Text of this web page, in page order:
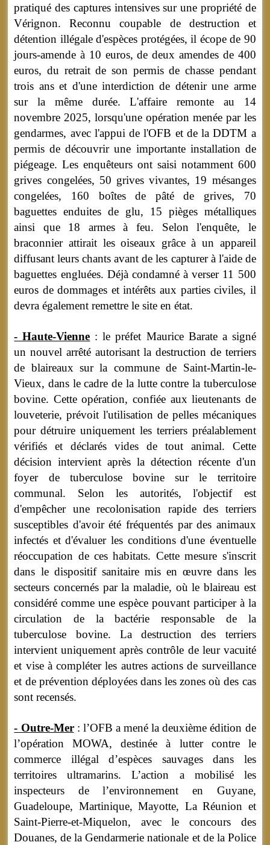
pratiqué des captures intensives sur une propriété de
Vérignon. Reconnu coupable de destruction et
détention illégale d'espèces protégées, il écope de 90
jours-amende à 10 euros, de deux amendes de 400
euros, du retrait de son permis de chasse pendant
trois ans et d'une interdiction de détenir une arme
sur la même durée. L'affaire remonte au 14
novembre 2025, lorsqu'une opération menée par les
gendarmes, avec l'appui de l'OFB et de la DDTM a
permis de découvrir une importante installation de
piégeage. Les enquêteurs ont saisi notamment 600
grives congelées, 50 grives vivantes, 19 mésanges
congelées, 160 boîtes de pâté de grives, 70
baguettes enduites de glu, 15 pièges métalliques
ainsi que 18 armes à feu. Selon l'enquête, le
braconnier attirait les oiseaux grâce à un appareil
diffusant leurs chants avant de les capturer à l'aide de
baguettes engluées. Déjà condamné à verser 11 500
euros de dommages et intérêts aux parties civiles, il
devra également remettre le site en état.
- Haute-Vienne : le préfet Maurice Barate a signé
un nouvel arrêté autorisant la destruction de terriers
de blaireaux sur la commune de Saint-Martin-le-
Vieux, dans le cadre de la lutte contre la tuberculose
bovine. Cette opération, confiée aux lieutenants de
louveterie, prévoit l'utilisation de pelles mécaniques
pour détruire uniquement les terriers préalablement
vérifiés et déclarés vides de tout animal. Cette
décision intervient après la détection récente d'un
foyer de tuberculose bovine sur le territoire
communal. Selon les autorités, l'objectif est
d'empêcher une recolonisation rapide des terriers
susceptibles d'avoir été fréquentés par des animaux
infectés et d'évaluer les conditions d'une éventuelle
réoccupation de ces habitats. Cette mesure s'inscrit
dans le dispositif sanitaire mis en œuvre dans les
secteurs concernés par la maladie, où le blaireau est
considéré comme une espèce pouvant participer à la
circulation de la bactérie responsable de la
tuberculose bovine. La destruction des terriers
intervient uniquement après contrôle de leur vacuité
et vise à compléter les autres actions de surveillance
et de prévention déployées dans les zones où des cas
sont recensés.
- Outre-Mer: l’OFB a mené la deuxième édition de
l’opération MOWA, destinée à lutter contre le
commerce illégal d’espèces sauvages dans les
territoires ultramarins. L’action a mobilisé les
inspecteurs de l’environnement en Guyane,
Guadeloupe, Martinique, Mayotte, La Réunion et
Saint-Pierre-et-Miquelon, avec le concours des
Douanes, de la Gendarmerie nationale et de la Police